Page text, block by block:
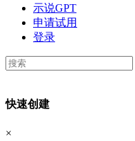
示说GPT
申请试用
登录
快速创建
×